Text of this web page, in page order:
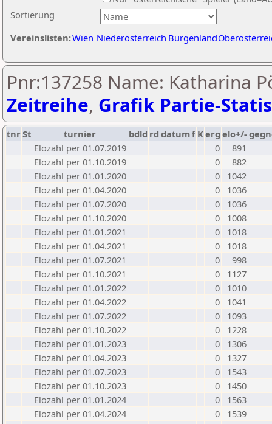
Sortierung
Vereinslisten:Wien Niederösterreich Burgenland
Pnr:137258 Name: Katharina
Zeitreihe, Grafik Partie-
tnrSt turnier bdld rd datumf Kerg elo+/-
Elozahl per 01.07.2019
0
891
Elozahl per 01.10.2019
0
882
Elozahl per 01.01.2020
0
1042
Elozahl per 01.04.2020
0
1036
Elozahl per 01.07.2020
0
1036
Elozahl per 01.10.2020
0
1008
Elozahl per 01.01.2021
0
1018
Elozahl per 01.04.2021
0
1018
Elozahl per 01.07.2021
0
998
Elozahl per 01.10.2021
0
1127
Elozahl per 01.01.2022
0
1010
Elozahl per 01.04.2022
0
1041
Elozahl per 01.07.2022
0
1093
Elozahl per 01.10.2022
0
1228
Elozahl per 01.01.2023
0
1306
Elozahl per 01.04.2023
0
1327
Elozahl per 01.07.2023
0
1543
Elozahl per 01.10.2023
0
1450
Elozahl per 01.01.2024
0
1563
Elozahl per 01.04.2024
0
1539